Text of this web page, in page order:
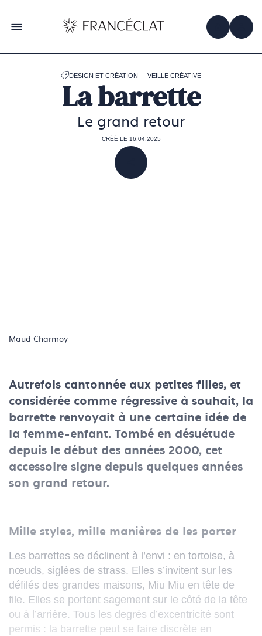
la
page
de
OBTENIR
DESIGN ET CRÉATION VEILLE CRÉATIVE
La barrette
Le grand retour
CRÉÉ LE 16.04.2025
PARTAGER
Maud Charmoy
Autrefois cantonnée aux petites filles, et
considérée comme régressive à souhait, la
barrette renvoyait à une certaine idée de
la femme-enfant. Tombé en désuétude
depuis le début des années 2000, cet
accessoire signe depuis quelques années
son grand retour.
Mille styles, mille manières de les porter
Les barrettes se déclinent à l’envi : en tortoise, à
nœuds, siglées de strass. Elles s’invitent sur les
défilés des grandes maisons, Miu Miu en tête de
file. Elles se portent sagement sur le côté de la tête
ou à l’arrière. Tous les degrés d’excentricité sont
permis : la barrette peut se faire discrète en